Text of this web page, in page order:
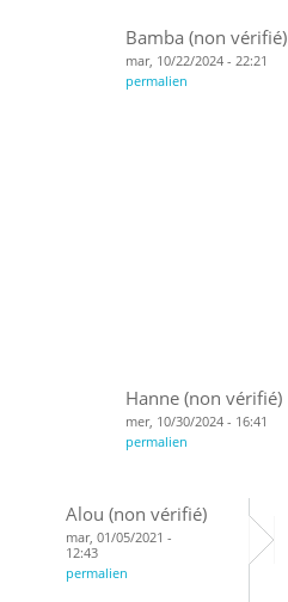
Bamba (non vérifié)
mar, 10/22/2024 - 22:21
permalien
Hanne (non vérifié)
mer, 10/30/2024 - 16:41
permalien
Alou (non vérifié)
mar, 01/05/2021 -
12:43
permalien